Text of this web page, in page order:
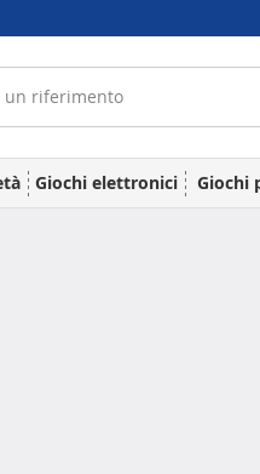
Giochi elettronici Giochi